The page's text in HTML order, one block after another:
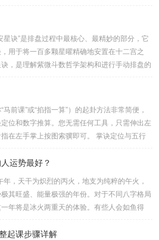
偶数位，则前后平分；如果是奇数位，则前部
位。例如，数字 256：前一位 2 为上卦后两
星诀”是排盘过程中最核心、最精妙的部分，它
用于将一百多颗星曜精确地安置在十二宫之
，是理解紫微斗数哲学架构和进行手动排盘的
清晰地通过下图展现：二、 核心安星诀详解1.
帝星）这是所有安星的第一步，至关重要。口
逆行，隔一阳武天同行，...
马前课”或“掐指一算”）的起卦方法非常简便，
位和数字推算。您无需任何工具，只需伸出左
在左手掌上按图索骥即可。 掌诀定位与五行
食指指尖，属水，玄武，主数2、7、8，凶。
指指尖，属金，白虎，主数4、1、2，凶。小
根部，属木，六合，主数5、3、8，吉。空
部，属土，勾陈，...
运势最好？
，天干为炽烈的丙火，地支为纯粹的午火，
其旺盛、能量极强的年份。对于不同八字格局
年将是冰火两重天的体验。有些人会如鱼得
衡与需求八字讲究五行平衡与“喜用神”。喜用
起课步骤详解